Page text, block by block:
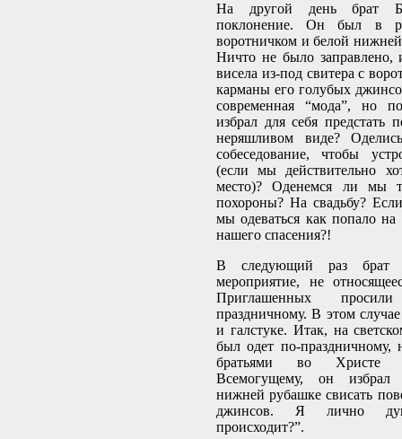
На другой день брат
поклонение. Он был в
воротничком и белой
Ничто не было заправлено,
висела из-под свитера с
карманы его голубых
современная “мода”, но
избрал для себя предстать
неряшливом виде?
собеседование, чтобы
(если мы действительно
место)? Оденемся ли мы
похороны? На свадьбу?
мы одеваться как попало
нашего спасения?!
В следующий раз брат
мероприятие, не
Приглашенных
праздничному. В этом
и галстуке. Итак, на
был одет по-праздничному,
братьями во Христе
Всемогущему, он избрал
нижней рубашке свисать
джинсов. Я лично
происходит?”.